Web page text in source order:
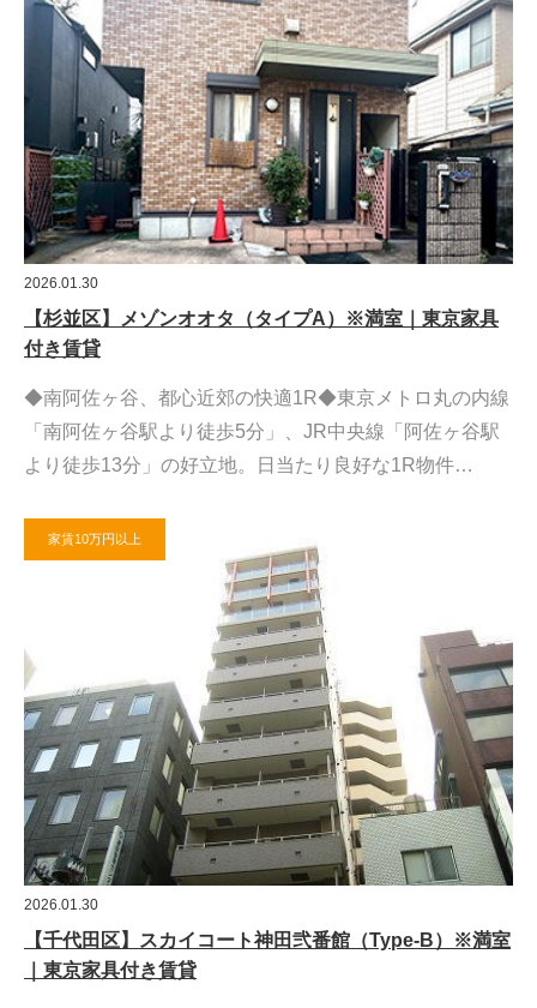
2026.01.30
【杉並区】メゾンオオタ（タイプA）※満室｜東京家具
付き賃貸
◆南阿佐ヶ谷、都心近郊の快適1R◆東京メトロ丸の内線
「南阿佐ヶ谷駅より徒歩5分」、JR中央線「阿佐ヶ谷駅
より徒歩13分」の好立地。日当たり良好な1R物件…
家賃10万円以上
2026.01.30
【千代田区】スカイコート神田弐番館（Type-B）※満室
｜東京家具付き賃貸